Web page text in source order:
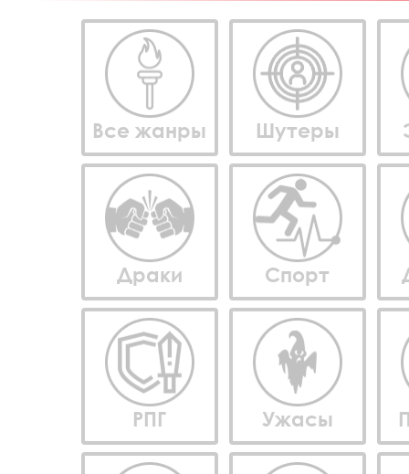
Все жанры Шутеры
Драки Спорт
РПГ Ужасы